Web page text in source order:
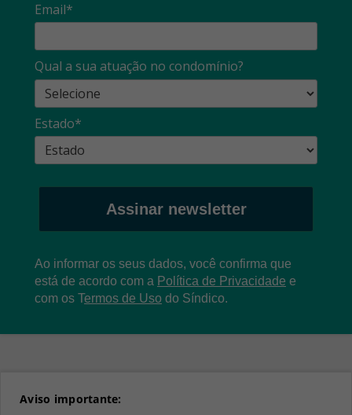
Email*
Qual a sua atuação no condomínio?
Estado*
Assinar newsletter
Ao informar os seus dados, você confirma que
está de acordo com a Política de Privacidade e
com os Termos de Uso do Síndico.
Aviso importante: